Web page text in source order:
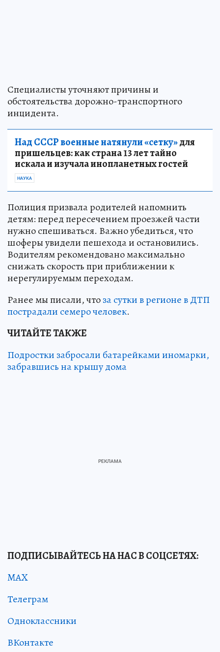
Специалисты уточняют причины и
обстоятельства дорожно-транспортного
инцидента.
Над СССР военные натянули «сетку»для
пришельцев: как страна 13 лет тайно
искала и изучала инопланетных гостей
НАУКА
Полиция призвала родителей напомнить
детям: перед пересечением проезжей части
нужно спешиваться. Важно убедиться, что
шоферы увидели пешехода и остановились.
Водителям рекомендовано максимально
снижать скорость при приближении к
нерегулируемым переходам.
Ранее мы писали, чтоза сутки в регионе в ДТП
пострадали семеро человек.
ЧИТАЙТЕ ТАКЖЕ
Подростки забросали батарейками иномарки,
забравшись на крышу дома
ПОДПИСЫВАЙТЕСЬ НА НАС В СОЦСЕТЯХ:
MAX
Телеграм
Одноклассники
ВКонтакте